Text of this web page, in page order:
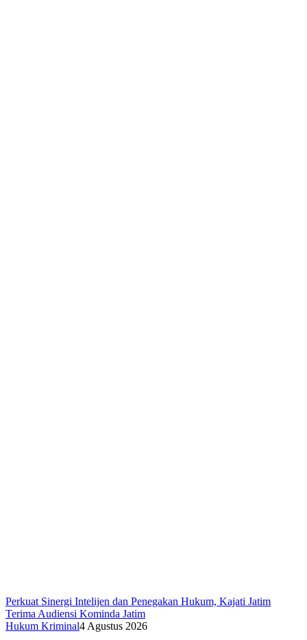
Perkuat Sinergi Intelijen dan Penegakan Hukum, Kajati Jatim
Terima Audiensi Kominda Jatim
Hukum Kriminal4 Agustus 2026